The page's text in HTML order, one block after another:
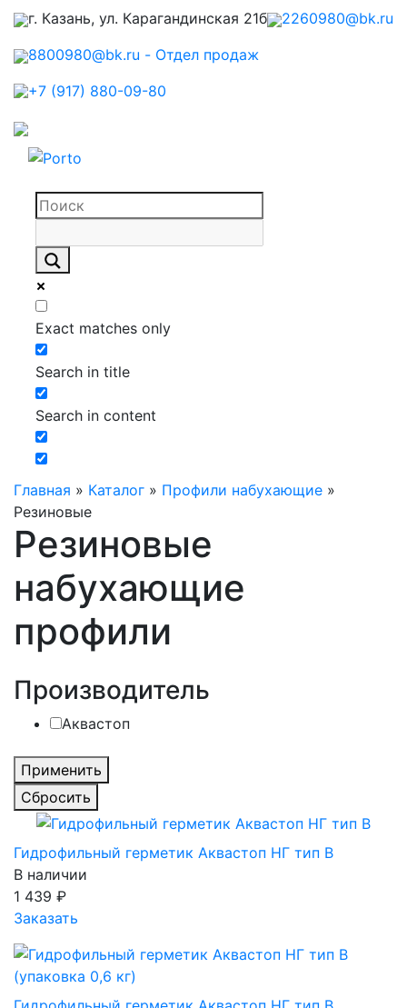
г. Казань, ул. Карагандинская 21б
2260980@bk.ru
8800980@bk.ru - Отдел продаж
+7 (917) 880-09-80
Exact matches only
Search in title
Search in content
Главная » Каталог » Профили набухающие »
Резиновые
Резиновые
набухающие
профили
Производитель
Аквастоп
Применить
Сбросить
Гидрофильный герметик Аквастоп НГ тип В
В наличии
1 439 ₽
Заказать